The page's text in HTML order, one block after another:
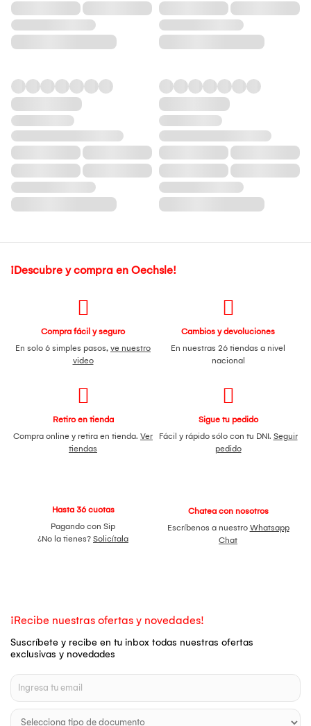
¡Descubre y compra en Oechsle!
Compra fácil y seguro
En solo 6 simples pasos, ve nuestro
video
Cambios y devoluciones
En nuestras 26 tiendas a nivel
nacional
Retiro en tienda
Compra online y retira en tienda. Ver
tiendas
Sigue tu pedido
Fácil y rápido sólo con tu DNI. Seguir
pedido
Hasta 36 cuotas
Pagando con Sip
¿No la tienes? Solicítala
Chatea con nosotros
Escríbenos a nuestro Whatsapp
Chat
¡Recibe nuestras ofertas y novedades!
Suscríbete y recibe en tu inbox todas nuestras ofertas
exclusivas y novedades